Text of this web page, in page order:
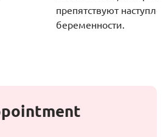
препятствуют
беременности.